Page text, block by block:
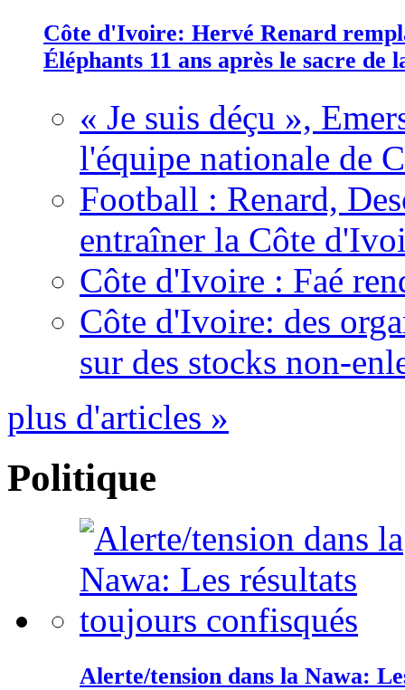
Côte d'Ivoire: Hervé Renard
Éléphants 11 ans après le sacre de
« Je suis déçu »,
l'équipe nationale de
Football : Renard,
entraîner la Côte
Côte d'Ivoire : Faé
Côte d'Ivoire: des
sur des stocks non-
plus d'articles »
Politique
Alerte/tension dans la Nawa: